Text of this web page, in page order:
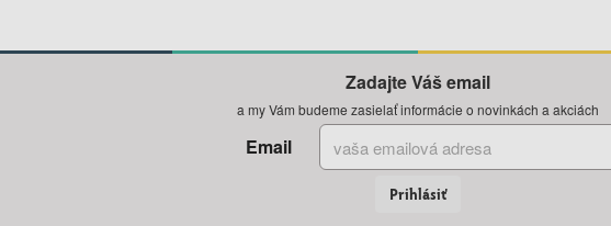
Zadajte Váš email
a my Vám budeme zasielať informácie o novinkách a akciách
Email
Prihlásiť